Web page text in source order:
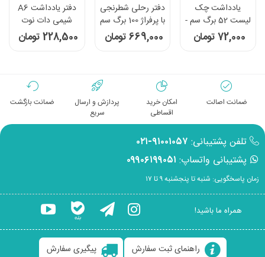
یادداشت چک
لیست 52 برگ سم -
طرح گل ریز
72,000 تومان
دفتر رحلی شطرنجی
با پرفراژ 100 برگ سم
- طرح 101
669,000 تومان
دفتر یادداشت A6
شیمی دات نوت
سری Science رنگ
فیروزه ای
228,500 تومان
ضمانت اصالت
امکان خرید
اقساطی
پردازش و ارسال
سریع
ضمانت بازگشت
تلفن پشتیبانی: ۹۱۰۰۱۰۵۷-۰۲۱
پشتیبانی واتساپ: ۰۹۹۰۶۱۹۹۰۵۱
زمان پاسخگویی: شنبه تا پنجشنبه ۹ تا ۱۷
همراه ما باشید!
راهنمای ثبت سفارش
پیگیری سفارش